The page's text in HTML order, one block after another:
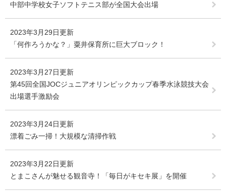
中部中学校女子ソフトテニス部が全国大会出場
2023年3月29日更新
「何作ろうかな？」粟井保育所に巨大ブロック！
2023年3月27日更新
第45回全国JOCジュニアオリンピックカップ春季水泳競技大会
出場選手激励会
2023年3月24日更新
漂着ごみ一掃！大規模な清掃作戦
2023年3月22日更新
とまこさんが魅せる観音寺！「毎日がキセキ展」を開催